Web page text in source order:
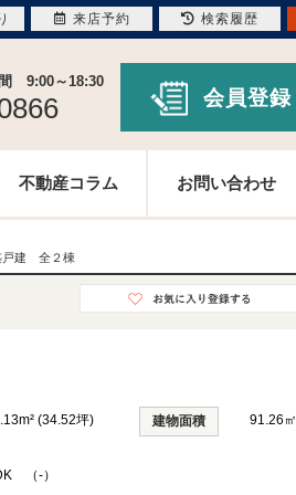
9:00～18:30
会員登録
不動産コラム お問い合わせ
戸建 全２棟
(34.52坪) 建物面積 91.26㎡
（-）
来店予約 検索履歴